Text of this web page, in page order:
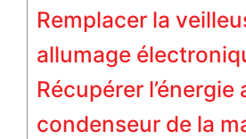
Remplacer la
allumage
Récupérer l’énergie
condenseur de la